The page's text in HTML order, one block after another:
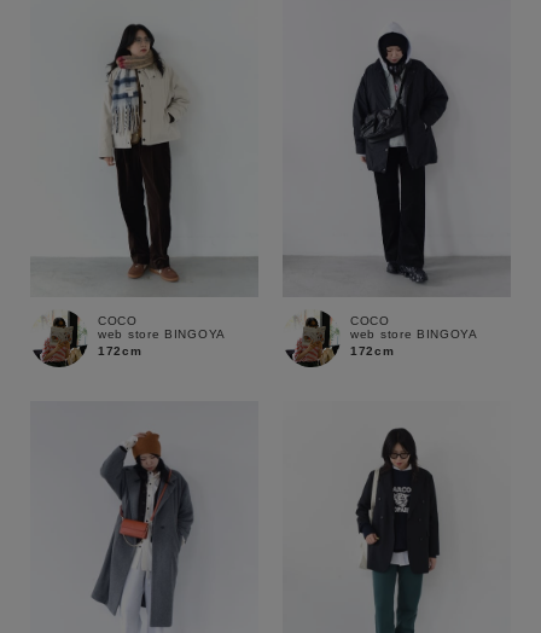
在庫あり 在庫なし含む
COCO
web store BINGOYA
172cm
COCO
web store BINGOYA
172cm